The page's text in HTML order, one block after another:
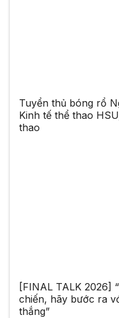
Tuyển thủ bóng rổ
Kinh tế thể thao
thao
[FINAL TALK 2026]
chiến, hãy bước ra
thắng”